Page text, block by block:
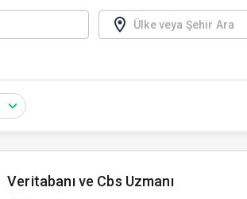
Veritabanı ve Cbs Uzmanı